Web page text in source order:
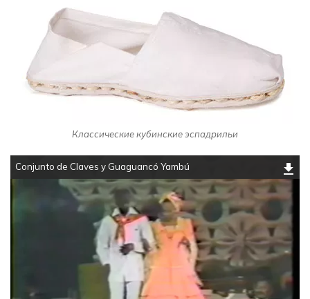
Классические кубинские эспадрильи
Conjunto de Claves y Guaguancó Yambú